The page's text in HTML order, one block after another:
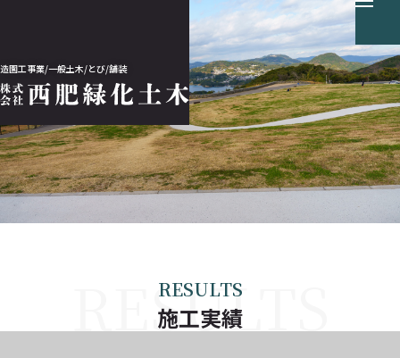
造園工事業/一般土木/とび/舗装
ホーム
会社案内
RESULTS
施工実績